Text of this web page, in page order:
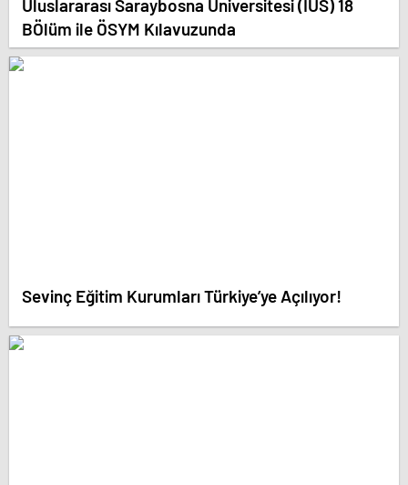
Uluslararası Saraybosna Üniversitesi (IUS) 18
BÖlüm ile ÖSYM Kılavuzunda
Sevinç Eğitim Kurumları Türkiye’ye Açılıyor!